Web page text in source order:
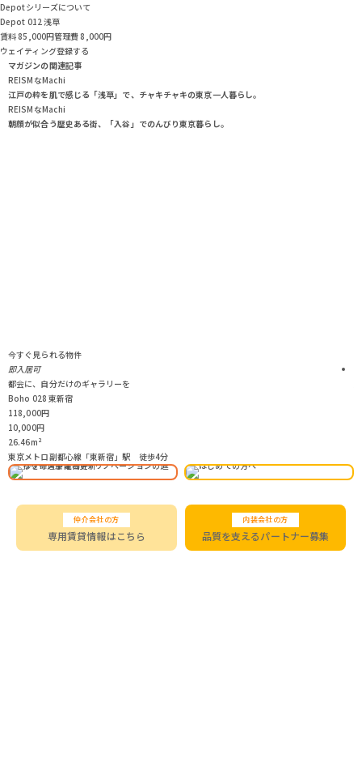
Depotシリーズについて
Depot 012 浅草
賃料 85,000円管理費 8,000円
ウェイティング登録する
マガジンの関連記事
REISMなMachi
江戸の粋を肌で感じる「浅草」で、チャキチャキの東京一人暮らし。
REISMなMachi
朝顔が似合う歴史ある街、「入谷」でのんびり東京暮らし。
今すぐ見られる物件
即入居可
都会に、自分だけのギャラリーを
Boho 028 東新宿
118,000円
10,000円
26.46m²
東京メトロ副都心線「東新宿」駅 徒歩4分
仲介会社の方
専用賃貸情報はこちら
内装会社の方
品質を支えるパートナー募集